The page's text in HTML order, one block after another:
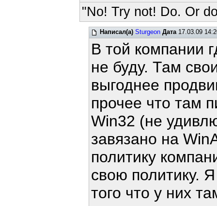
"No! Try not! Do. Or
Написал(а) Sturgeon Дата17.03.09
В той компании
не буду. Там
выгоднее
прочее что там
Win32 (не
завязано на
политику
свою политику.
того что у них